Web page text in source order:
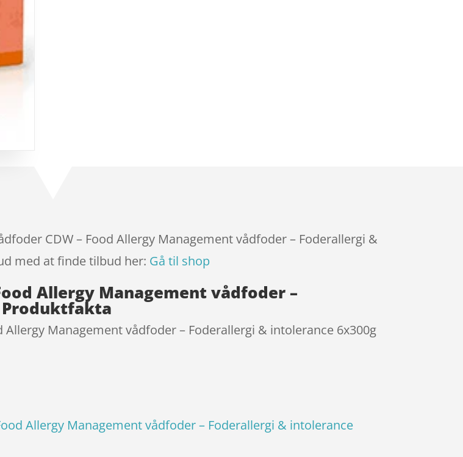
CDW – Food Allergy Management vådfoder – Foderallergi &
med at finde tilbud her: Gå til shop
Allergy Management vådfoder –
Produktfakta
Allergy Management vådfoder – Foderallergi & intolerance 6x300g
Allergy Management vådfoder – Foderallergi & intolerance